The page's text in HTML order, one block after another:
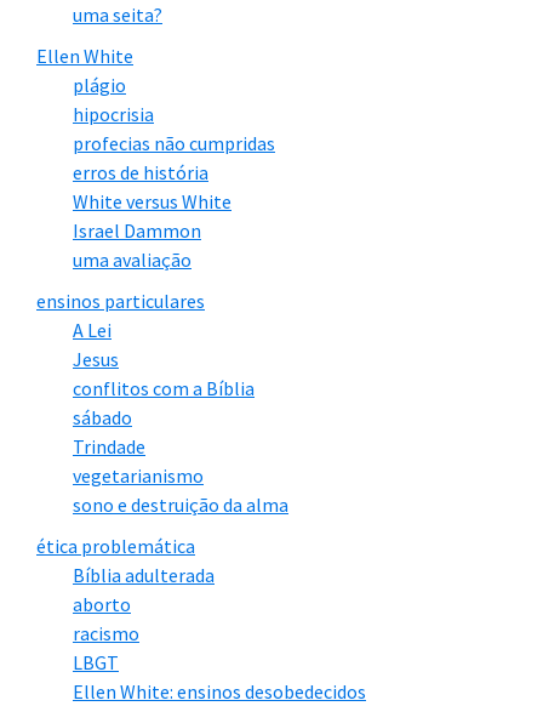
uma seita?
Ellen White
plágio
hipocrisia
profecias não cumpridas
erros de história
White versus White
Israel Dammon
uma avaliação
ensinos particulares
A Lei
Jesus
conflitos com a Bíblia
sábado
Trindade
vegetarianismo
sono e destruição da alma
ética problemática
Bíblia adulterada
aborto
racismo
LBGT
Ellen White: ensinos desobedecidos